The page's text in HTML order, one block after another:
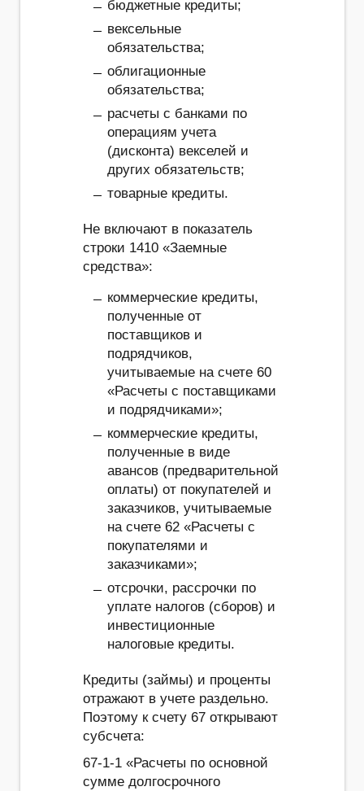
бюджетные кредиты;
вексельные
обязательства;
облигационные
обязательства;
расчеты с банками по
операциям учета
(дисконта) векселей и
других обязательств;
товарные кредиты.
Не включают в показатель
строки 1410 «Заемные
средства»:
коммерческие кредиты,
полученные от
поставщиков и
подрядчиков,
учитываемые на счете 60
«Расчеты с поставщиками
и подрядчиками»;
коммерческие кредиты,
полученные в виде
авансов (предварительной
оплаты) от покупателей и
заказчиков, учитываемые
на счете 62 «Расчеты с
покупателями и
заказчиками»;
отсрочки, рассрочки по
уплате налогов (сборов) и
инвестиционные
налоговые кредиты.
Кредиты (займы) и проценты
отражают в учете раздельно.
Поэтому к счету 67 открывают
субсчета:
67-1-1 «Расчеты по основной
сумме долгосрочного